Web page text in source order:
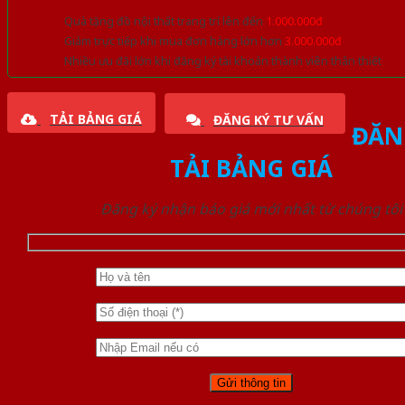
Quà tặng đồ nội thất trang trí lên đến 1.000.000đ
Giảm trực tiếp khi mua đơn hàng lớn hơn 3.000.000đ
Nhiều ưu đãi lớn khi đăng ký tài khoản thành viên thân thiết
TẢI BẢNG GIÁ ĐĂNG KÝ TƯ VẤN
TẢI BẢNG GIÁ
Đăng ký nhận báo giá mới nhất từ chúng tôi